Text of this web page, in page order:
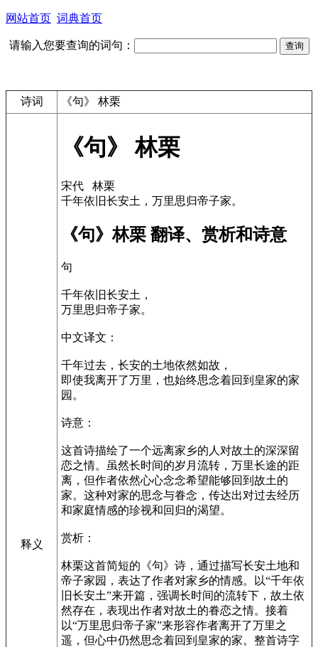
网站首页 词典首页
请输入您要查询的词句：
诗词 《句》 林栗
释义
《句》 林栗
宋代 林栗
千年依旧长安土，万里思归帝子家。
《句》林栗 翻译、赏析和诗意
句
千年依旧长安土，
万里思归帝子家。
中文译文：
千年过去，长安的土地依然如故，
即使我离开了万里，也始终思念着回到皇家的家
园。
诗意：
这首诗描绘了一个远离家乡的人对故土的深深留
恋之情。虽然长时间的岁月流转，万里长途的距
离，但作者依然心心念念希望能够回到故土的
家。这种对家的思念与眷念，传达出对过去经历
和家庭情感的珍视和回归的渴望。
赏析：
林栗这首简短的《句》诗，通过描写长安土地和
帝子家园，表达了作者对家乡的情感。以“千年依
旧长安土”来开篇，强调长时间的流转下，故土依
然存在，表现出作者对故土的眷恋之情。接着
以“万里思归帝子家”来形容作者离开了万里之
遥，但心中仍然思念着回到皇家的家。整首诗字